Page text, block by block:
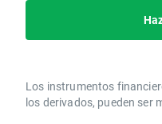
Los instrumentos
los derivados, pueden ser